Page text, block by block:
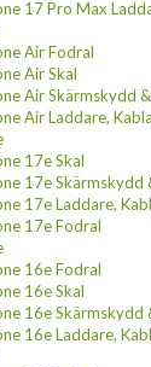
17 Pro Max
Air Fodral
Air Skal
Air Skärmskydd
Air Laddare,
17e Skal
17e Skärmskydd
17e Laddare,
17e Fodral
16e Fodral
16e Skal
16e Skärmskydd
16e Laddare,